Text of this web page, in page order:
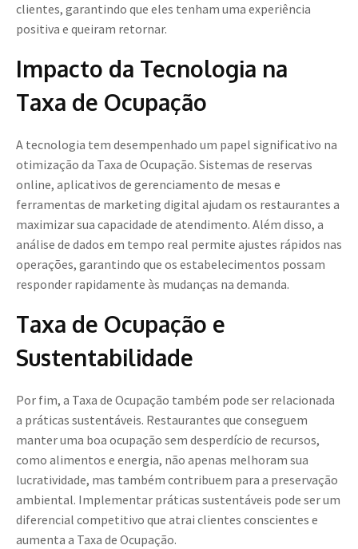
clientes, garantindo que eles tenham uma experiência
positiva e queiram retornar.
Impacto da Tecnologia na
Taxa de Ocupação
A tecnologia tem desempenhado um papel significativo na
otimização da Taxa de Ocupação. Sistemas de reservas
online, aplicativos de gerenciamento de mesas e
ferramentas de marketing digital ajudam os restaurantes a
maximizar sua capacidade de atendimento. Além disso, a
análise de dados em tempo real permite ajustes rápidos nas
operações, garantindo que os estabelecimentos possam
responder rapidamente às mudanças na demanda.
Taxa de Ocupação e
Sustentabilidade
Por fim, a Taxa de Ocupação também pode ser relacionada
a práticas sustentáveis. Restaurantes que conseguem
manter uma boa ocupação sem desperdício de recursos,
como alimentos e energia, não apenas melhoram sua
lucratividade, mas também contribuem para a preservação
ambiental. Implementar práticas sustentáveis pode ser um
diferencial competitivo que atrai clientes conscientes e
aumenta a Taxa de Ocupação.